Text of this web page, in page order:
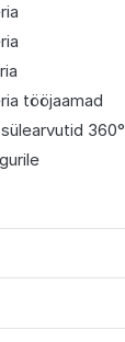
tööjaamad
360°